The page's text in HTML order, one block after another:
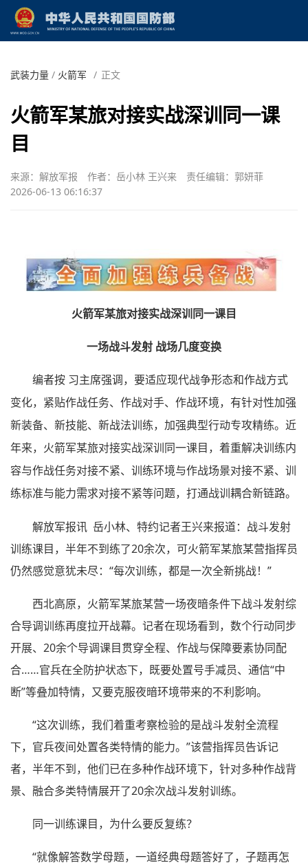
武装力量 / 火箭军 / 正文
火箭军某旅对接实战深训同一课
目
来源：解放军报 作者：岳小林 王兴来
责任编辑：郭妍菲
2026-06-13 06:16:37
火箭军某旅对接实战深训同一课目
一场战斗发射 战场几度变换
编者按 习主席强调，要适应现代战争形态和作战方式
变化，紧贴作战任务、作战对手、作战环境，有针对性加强
新装备、新技能、新战法训练，加强典型行动专攻精练。近
年来，火箭军某旅对接实战深训同一课目，着重解决训练内
容与作战任务对接不紧、训练环境与作战场景对接不紧、训
练标准与能力需求对接不紧等问题，打通战训耦合新链路。
解放军报讯 岳小林、特约记者王兴来报道：战斗发射
训练课目，半年不到练了20余次，可火箭军某旅某营指挥员
仍然感觉意犹未尽：“每次训练，都是一次全新挑战！”
西北高原，火箭军某旅某营一场夜暗条件下战斗发射综
合导调训练再度拉开战幕。记者在现场看到，数个行动同步
开展、20余个导调课目贯穿全程、作战与保障要素协同配
合……官兵在全防护状态下，既要处置号手减员、通信“中
断”等叠加特情，又要克服夜暗环境带来的不利影响。
“这次训练，我们着重考察检验的是战斗发射全流程
下，官兵夜间处置各类特情的能力。”该营指挥员告诉记
者，半年不到，他们已在多种作战环境下，针对多种作战背
景、融合多类特情展开了20余次战斗发射训练。
同一训练课目，为什么要反复练？
“就像解答数学母题，一道经典母题答好了，子题再怎